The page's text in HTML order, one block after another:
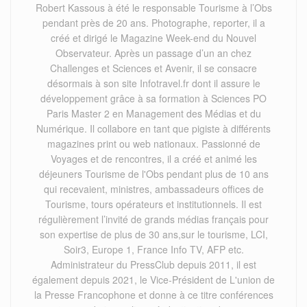
Robert Kassous à été le responsable Tourisme à l’Obs
pendant près de 20 ans. Photographe, reporter, il a
créé et dirigé le Magazine Week-end du Nouvel
Observateur. Après un passage d’un an chez
Challenges et Sciences et Avenir, il se consacre
désormais à son site Infotravel.fr dont il assure le
développement grâce à sa formation à Sciences PO
Paris Master 2 en Management des Médias et du
Numérique. Il collabore en tant que pigiste à différents
magazines print ou web nationaux. Passionné de
Voyages et de rencontres, il a créé et animé les
déjeuners Tourisme de l'Obs pendant plus de 10 ans
qui recevaient, ministres, ambassadeurs offices de
Tourisme, tours opérateurs et institutionnels. Il est
régulièrement l’invité de grands médias français pour
son expertise de plus de 30 ans,sur le tourisme, LCI,
Soir3, Europe 1, France Info TV, AFP etc.
Administrateur du PressClub depuis 2011, il est
également depuis 2021, le Vice-Président de L'union de
la Presse Francophone et donne à ce titre conférences